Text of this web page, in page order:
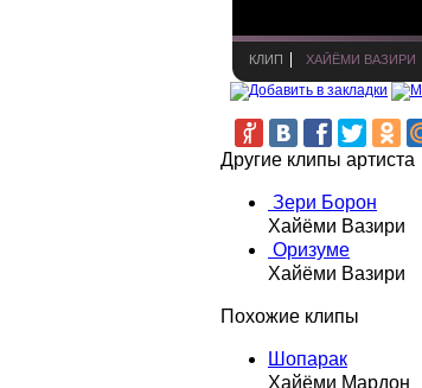
КЛИП ХАЙЁМИ ВАЗИРИ
Другие клипы артиста
Зери Борон
Хайёми Вазири
Оризуме
Хайёми Вазири
Похожие клипы
Шопарак
Хайёми Мардон